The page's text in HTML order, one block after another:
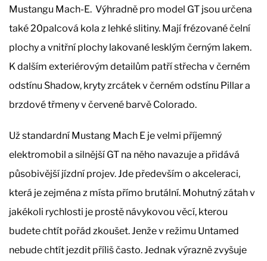
Mustangu Mach-E. Výhradně pro model GT jsou určena
také 20palcová kola z lehké slitiny. Mají frézované čelní
plochy a vnitřní plochy lakované lesklým černým lakem.
K dalším exteriérovým detailům patří střecha v černém
odstínu Shadow, kryty zrcátek v černém odstínu Pillar a
brzdové třmeny v červené barvě Colorado.
Už standardní Mustang Mach E je velmi příjemný
elektromobil a silnější GT na něho navazuje a přidává
působivější jízdní projev. Jde především o akceleraci,
která je zejména z místa přímo brutální. Mohutný zátah v
jakékoli rychlosti je prostě návykovou věcí, kterou
budete chtít pořád zkoušet. Jenže v režimu Untamed
nebude chtít jezdit příliš často. Jednak výrazně zvyšuje